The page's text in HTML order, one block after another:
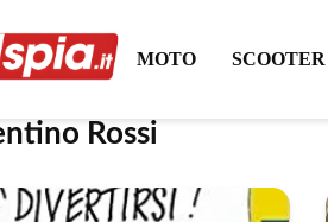
MOTO SCOOTER
Rossi